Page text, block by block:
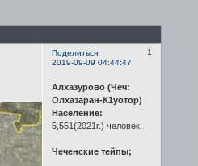
Поделиться
1
2019-09-09 04:44:47
Алхазурово (Чеч:
Олхазаран-К1уотор)
Население:
5,551(2021г.) человек.
Чеченские тейпы;